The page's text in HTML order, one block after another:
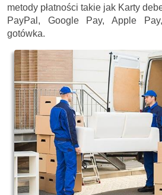
metody płatności takie jak Karty
PayPal, Google Pay, Apple
gotówka.